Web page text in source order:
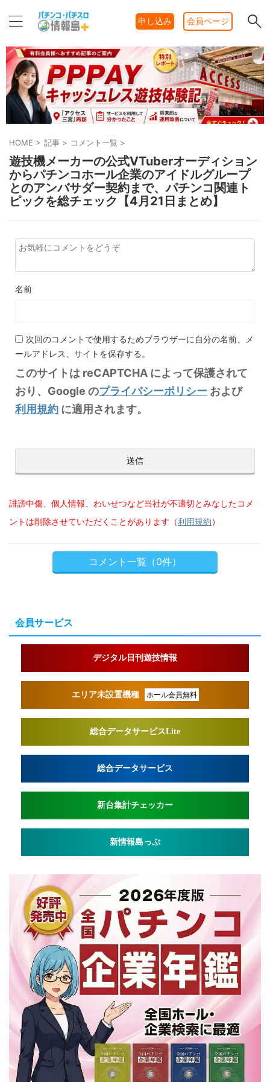
申し込み 会員ページ
HOME > 記事 > コメント一覧 >
遊技機メーカーの公式VTuberオーディション
からパチンコホール企業のアイドルグループ
とのアンバサダー契約まで、パチンコ関連ト
ピックを総チェック【4月21日まとめ】
名前
次回のコメントで使用するためブラウザーに自分の名前、メ
ールアドレス、サイトを保存する。
このサイトは reCAPTCHA によって保護されて
おり、Google のプライバシーポリシー および
利用規約 に適用されます。
誹謗中傷、個人情報、わいせつなど当社が不適切とみなしたコメ
ントは削除させていただくことがあります（利用規約）
コメント一覧（0件）
会員サービス
デジタル日刊遊技情報
エリア未設置機種 ホール会員無料
総合データサービスLite
総合データサービス
新台集計チェッカー
新情報島っぷ